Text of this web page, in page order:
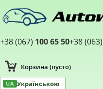
+38 (067) 100 65 50+38 (063)
Корзина (пусто)
UA Українською